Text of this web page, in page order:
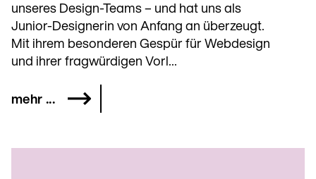
unseres Design-Teams – und hat uns als
Junior-Designerin von Anfang an überzeugt.
Mit ihrem besonderen Gespür für Webdesign
und ihrer fragwürdigen Vorl...
mehr ...